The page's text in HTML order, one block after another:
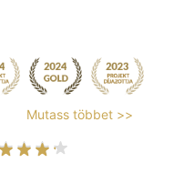
Mutass többet >>